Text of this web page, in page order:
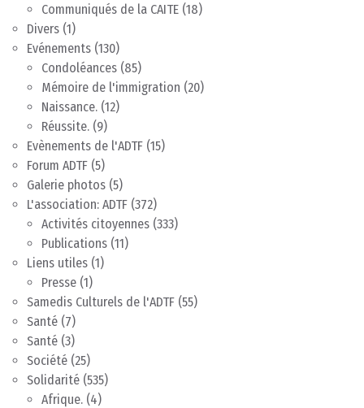
Communiqués de la CAITE (18)
Divers (1)
Evénements (130)
Condoléances (85)
Mémoire de l'immigration (20)
Naissance. (12)
Réussite. (9)
Evènements de l'ADTF (15)
Forum ADTF (5)
Galerie photos (5)
L'association: ADTF (372)
Activités citoyennes (333)
Publications (11)
Liens utiles (1)
Presse (1)
Samedis Culturels de l'ADTF (55)
Santé (7)
Santé (3)
Société (25)
Solidarité (535)
Afrique. (4)